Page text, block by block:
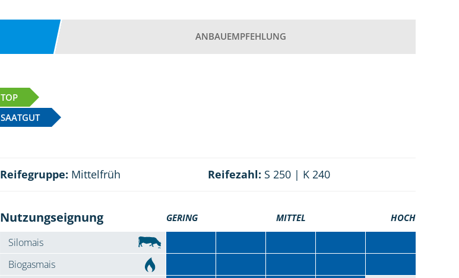
ANBAUEMPFEHLUNG
TOP
SAATGUT
Reifegruppe: Mittelfrüh Reifezahl: S 250 | K 240
Nutzungseignung GERING MITTEL HOCH
Silomais
Biogasmais